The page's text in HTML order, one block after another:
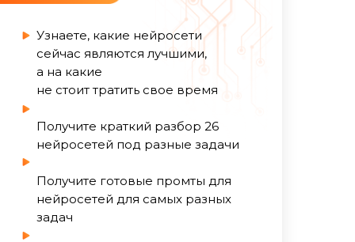
Узнаете, какие нейросети
сейчас являются лучшими,
а на какие
не стоит тратить свое время
Получите краткий разбор 26
нейросетей под разные задачи
Получите готовые промты для
нейросетей для самых разных
задач